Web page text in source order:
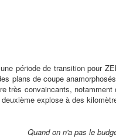
période de transition pour
plans de coupe
très convaincants,
explose à des
Quand on n'a pas le